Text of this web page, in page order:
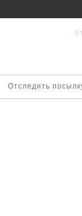
0
Отследить